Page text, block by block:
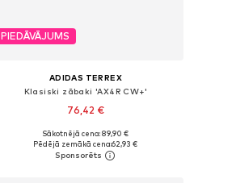
PIEDĀVĀJUMS
ADIDAS TERREX
Klasiski zābaki 'AX4R CW+'
76,42 €
Pieejams daudzos izmēros
Pievienot grozam
Sākotnējā cena: 89,90 €
Pēdējā zemākā cena:62,93 €